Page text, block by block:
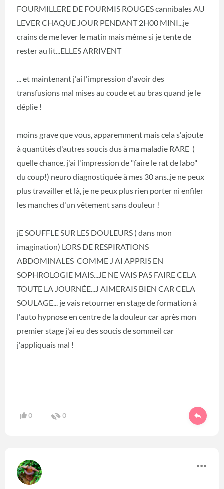
FOURMILLERE DE FOURMIS ROUGES cannibales AU
LEVER CHAQUE JOUR PENDANT 2H00 MINI...je
crains de me lever le matin mais même si je tente de
rester au lit...ELLES ARRIVENT
... et maintenant j'ai l'impression d'avoir des
transfusions mal mises au coude et au bras quand je le
déplie !
moins grave que vous, apparemment mais cela s'ajoute
à quantités d'autres soucis dus à ma maladie RARE (
quelle chance, j'ai l'impression de "faire le rat de labo"
du coup!) neuro diagnostiquée à mes 30 ans..je ne peux
plus travailler et là, je ne peux plus rien porter ni enfiler
les manches d'un vêtement sans douleur !
jE SOUFFLE SUR LES DOULEURS ( dans mon
imagination) LORS DE RESPIRATIONS
ABDOMINALES COMME J AI APPRIS EN
SOPHROLOGIE MAIS...JE NE VAIS PAS FAIRE CELA
TOUTE LA JOURNÉE...J AIMERAIS BIEN CAR CELA
SOULAGE... je vais retourner en stage de formation à
l'auto hypnose en centre de la douleur car après mon
premier stage j'ai eu des soucis de sommeil car
j'appliquais mal !
0 0